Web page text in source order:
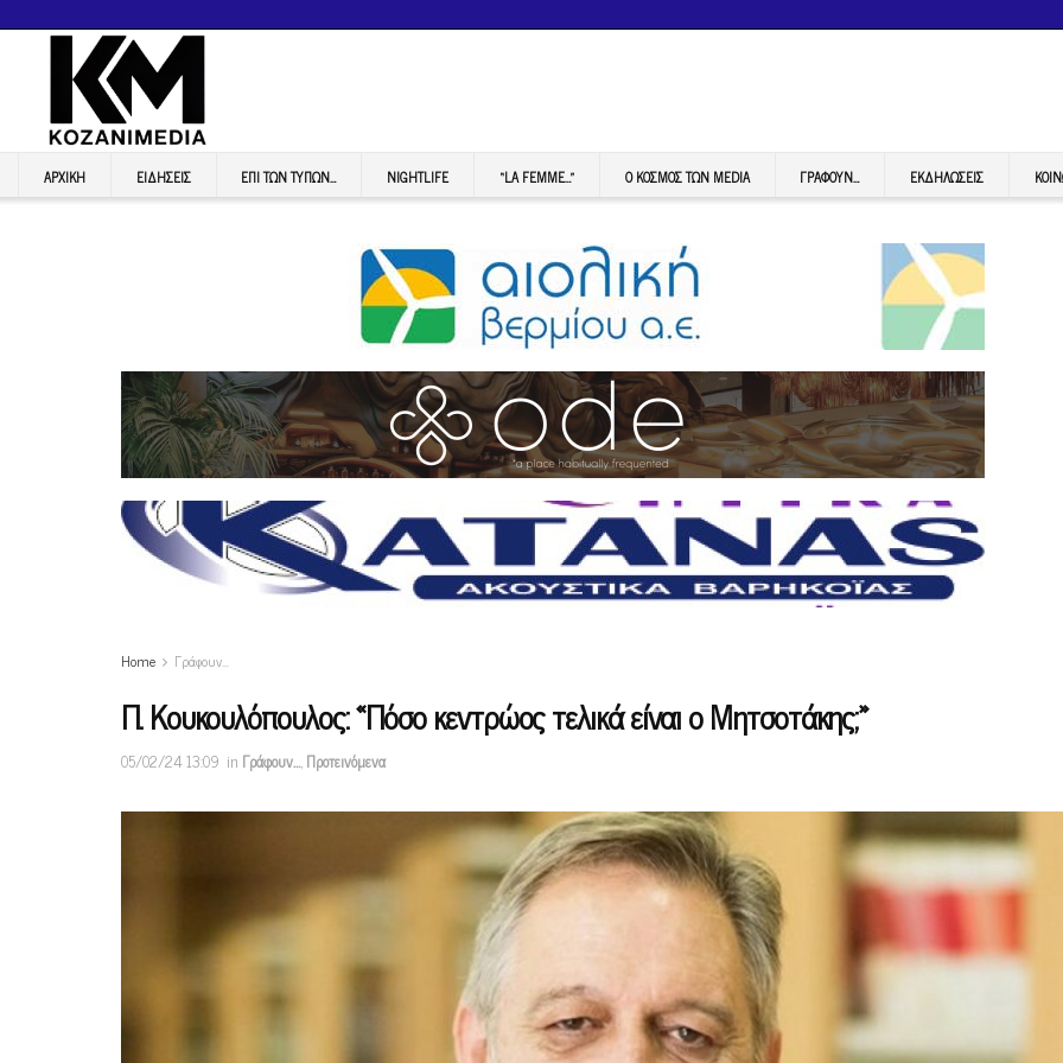
ΑΡΧΙΚΉ ΕΙΔΉΣΕΙΣ ΕΠI ΤΩΝ ΤΥΠΩΝ… NIGHTLIFE “LA FEMME…” Ο ΚΟΣΜΟΣ ΤΩΝ MEDIA ΓΡΆΦΟΥΝ… ΕΚΔΗΛΏΣΕΙΣ
Home Γράφουν…
Π. Κουκουλόπουλος: «Πόσο κεντρώος τελικά είναι ο Μητσοτάκης;»
05/02/24 13:09 in Γράφουν…,Προτεινόμενα